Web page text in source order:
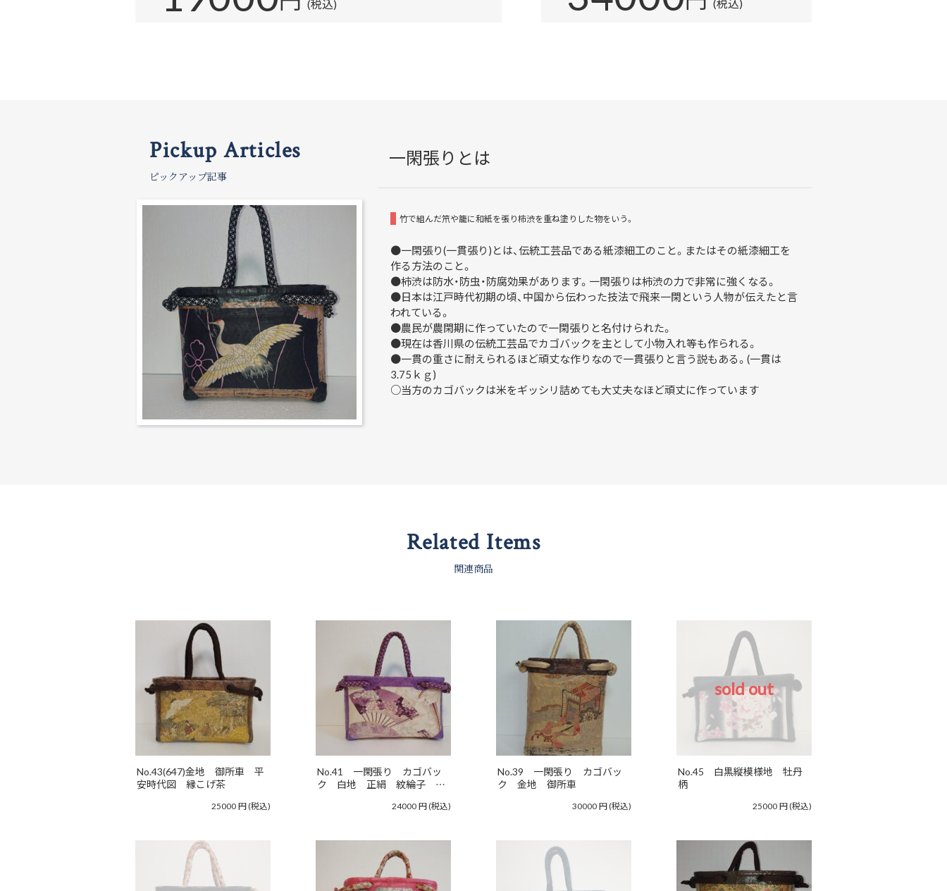
(税込)
Pickup Articles
ピックアップ記事
一閑張りとは
竹で組んだ笊や籠に和紙を張り柿渋を重ね塗りした物をいう。
●一閑張り(一貫張り)とは、伝統工芸品である紙漆細工のこと。またはその紙漆細工を
作る方法のこと。
●柿渋は防水・防虫・防腐効果があります。一閑張りは柿渋の力で非常に強くなる。
●日本は江戸時代初期の頃、中国から伝わった技法で飛来一閑という人物が伝えたと言
われている。
●農民が農閑期に作っていたので一閑張りと名付けられた。
●現在は香川県の伝統工芸品でカゴバックを主として小物入れ等も作られる。
●一貫の重さに耐えられるほど頑丈な作りなので一貫張りと言う説もある。(一貫は
3.75ｋｇ)
○当方のカゴバックは米をギッシリ詰めても大丈夫なほど頑丈に作っています
Related Items
関連商品
No.43(647)金地 御所車 平
安時代図 縁こげ茶
25000円(税込)
No.41 一閑張り カゴバッ
ク 白地 正絹 紋綸子 …
24000円(税込)
No.39 一閑張り カゴバッ
ク 金地 御所車
30000円(税込)
sold out
No.45 白黒縦模様地 牡丹
柄
25000円(税込)